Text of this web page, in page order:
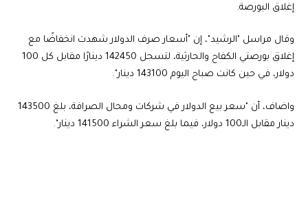
إغلاق البورصة.
وقال مراسل "الرشيد"، إن "أسعار صرف الدولار شهدت انخفاضًا مع
إغلاق بورصتي الكفاح والحارثية، لتسجل 142450 دينارًا مقابل كل 100
دولار، في حين كانت صباح اليوم 143100 دينار".
واضاف، أن "سعر بيع الدولار في شركات ومحال الصرافة، بلغ 143500
دينار مقابل الـ100 دولار، فيما بلغ سعر الشراء 141500 دينار".